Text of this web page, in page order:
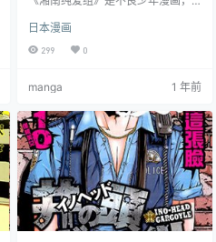
间龙二高中时的冒险等，从暴走族
变纯爱组，经历诸多故事，展现勇
气等，是 “湘南三部曲” 第二部，有
日本漫画
299 0
manga 1 年前